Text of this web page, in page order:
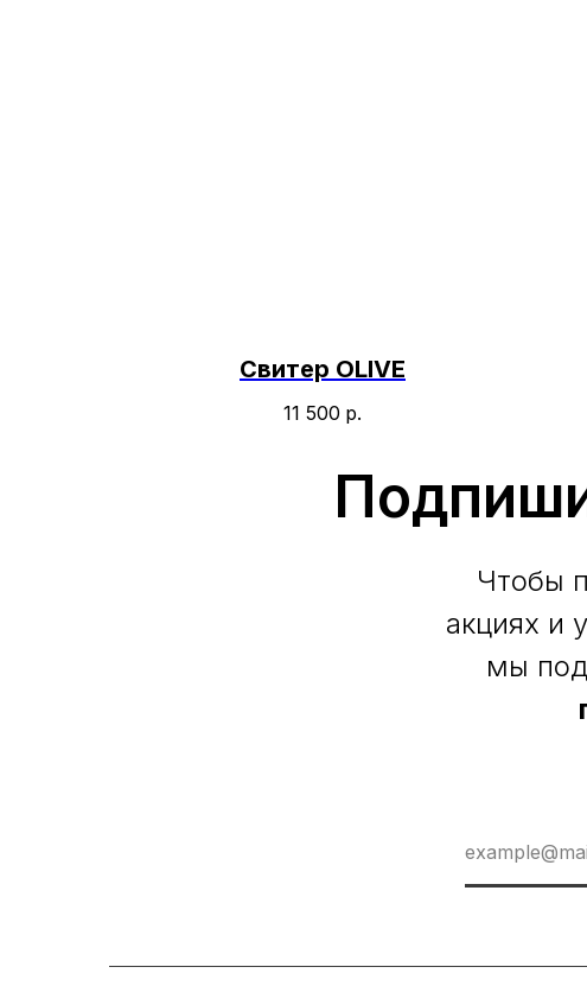
Свитер OLIVE
11 500 р.
Чтобы
акциях и
мы